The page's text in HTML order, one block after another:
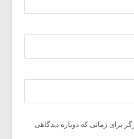
برای زمانی که دوباره دیدگاهی